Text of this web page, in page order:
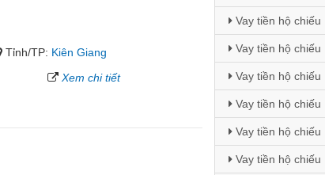
Tỉnh/TP: Kiên Giang
Xem chi tiết
Vay tiền hộ chiếu
Vay tiền hộ chiếu
Vay tiền hộ chiếu
Vay tiền hộ chiếu
Vay tiền hộ chiếu
Vay tiền hộ chiếu